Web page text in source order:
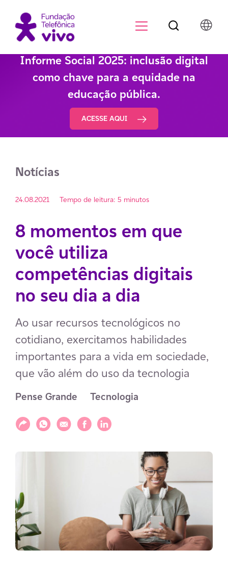
Informe Social 2025: inclusão digital
como chave para a equidade na
educação pública.
ACESSE AQUI
Notícias
24.08.2021 Tempo de leitura: 5 minutos
8 momentos em que
você utiliza
competências digitais
no seu dia a dia
Ao usar recursos tecnológicos no
cotidiano, exercitamos habilidades
importantes para a vida em sociedade,
que vão além do uso da tecnologia
Pense Grande Tecnologia
Compartilhar
Compartilhar via WhatsApp
Compartilhar via E-mail
Compartilhar via Facebook
Compartilhar via LinkedIn
Botão de